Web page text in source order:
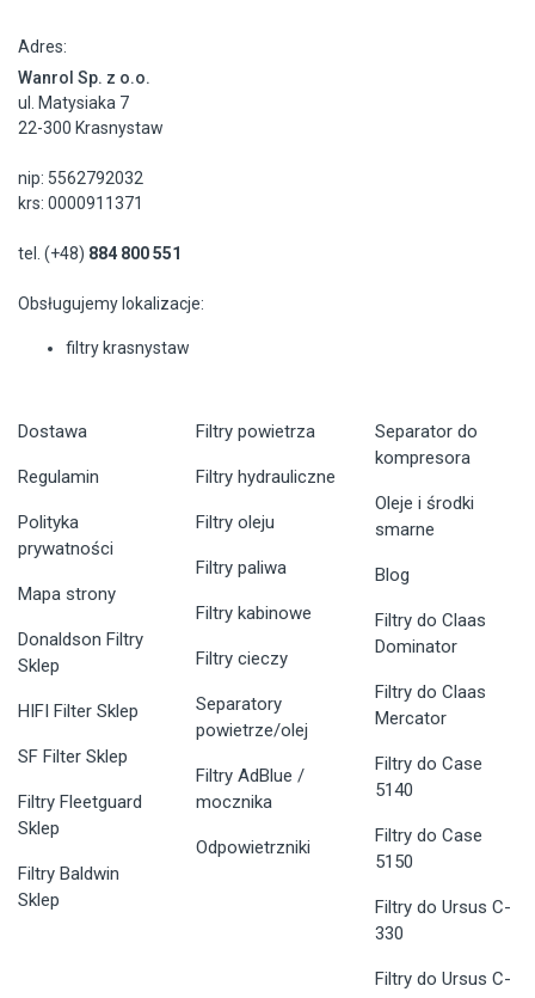
Adres:
Wanrol Sp. z o.o.
ul. Matysiaka 7
22-300 Krasnystaw
nip: 5562792032
krs: 0000911371
tel. (+48) 884 800 551
Obsługujemy lokalizacje:
filtry krasnystaw
Dostawa
Regulamin
Polityka
prywatności
Mapa strony
Donaldson Filtry
Sklep
HIFI Filter Sklep
SF Filter Sklep
Filtry Fleetguard
Sklep
Filtry Baldwin
Sklep
Filtry powietrza
Filtry hydrauliczne
Filtry oleju
Filtry paliwa
Filtry kabinowe
Filtry cieczy
Separatory
powietrze/olej
Filtry AdBlue /
mocznika
Odpowietrzniki
Separator do
kompresora
Oleje i środki
smarne
Blog
Filtry do Claas
Dominator
Filtry do Claas
Mercator
Filtry do Case
5140
Filtry do Case
5150
Filtry do Ursus C-
330
Filtry do Ursus C-